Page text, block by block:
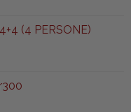
(4 PERSONE)